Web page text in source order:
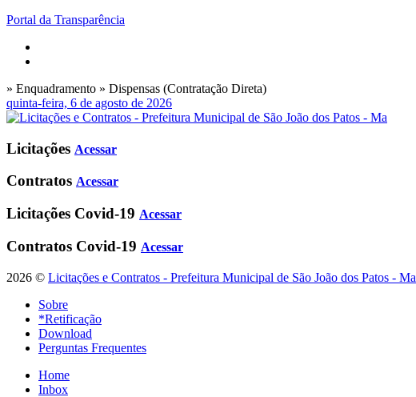
Portal da Transparência
» Enquadramento » Dispensas (Contratação Direta)
quinta-feira, 6 de agosto de 2026
Licitações Acessar
Contratos Acessar
Licitações Covid-19 Acessar
Contratos Covid-19 Acessar
2026 © Licitações e Contratos - Prefeitura Municipal de São João dos Patos - Ma
Sobre
*Retificação
Download
Perguntas Frequentes
Home
Inbox